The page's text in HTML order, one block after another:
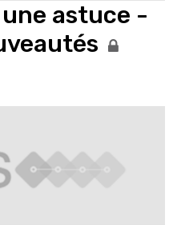
une astuce -